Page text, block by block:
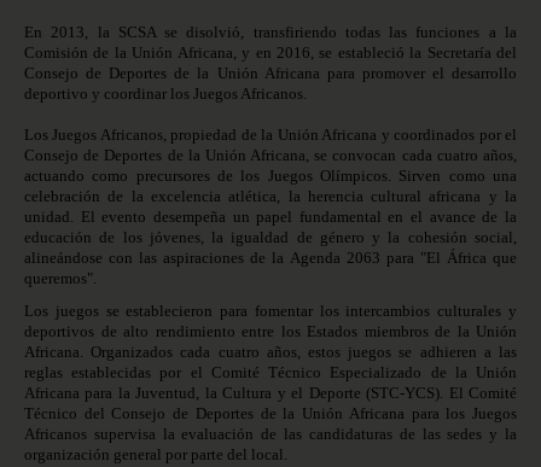
En 2013, la SCSA se disolvió, transfiriendo todas las funciones a la
Comisión de la Unión Africana, y en 2016, se estableció la Secretaría del
Consejo de Deportes de la Unión Africana para promover el desarrollo
deportivo y coordinar los Juegos Africanos.
Los Juegos Africanos, propiedad de la Unión Africana y coordinados por el
Consejo de Deportes de la Unión Africana, se convocan cada cuatro años,
actuando como precursores de los Juegos Olímpicos. Sirven como una
celebración de la excelencia atlética, la herencia cultural africana y la
unidad. El evento desempeña un papel fundamental en el avance de la
educación de los jóvenes, la igualdad de género y la cohesión social,
alineándose con las aspiraciones de la Agenda 2063 para "El África que
queremos".
Los juegos se establecieron para fomentar los intercambios culturales y
deportivos de alto rendimiento entre los Estados miembros de la Unión
Africana. Organizados cada cuatro años, estos juegos se adhieren a las
reglas establecidas por el Comité Técnico Especializado de la Unión
Africana para la Juventud, la Cultura y el Deporte (STC-YCS). El Comité
Técnico del Consejo de Deportes de la Unión Africana para los Juegos
Africanos supervisa la evaluación de las candidaturas de las sedes y la
organización general por parte del local.